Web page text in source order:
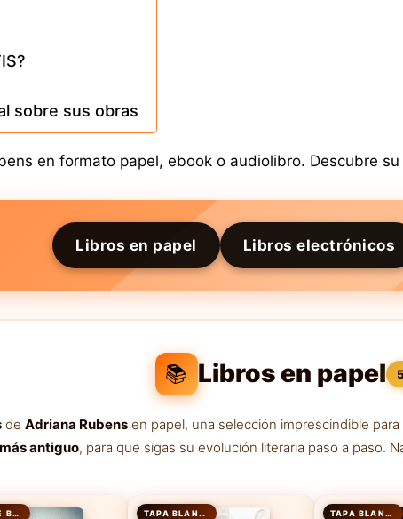
sobre sus obras
en formato papel, ebook o audiolibro. Descubre
Libros en papel Libros electrónicos
📚 Libros en papel
de Adriana Rubens en papel, una selección imprescindible
antiguo, para que sigas su evolución literaria paso a paso.
LIBRO DE BOLSILLO TAPA BLANDA TAPA BLANDA